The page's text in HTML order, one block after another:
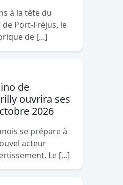
à la tête du
Port-Fréjus, le
de [...]
de
ouvrira ses
2026
se prépare à
acteur
Le [...]